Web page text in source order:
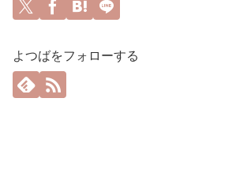
よつばをフォローする